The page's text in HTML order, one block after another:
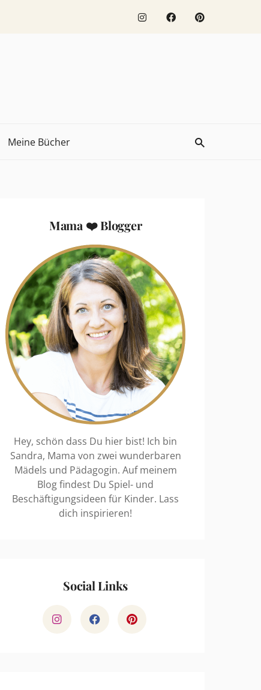
Meine Bücher
Mama ❤️ Blogger
Hey, schön dass Du hier bist! Ich bin
Sandra, Mama von zwei wunderbaren
Mädels und Pädagogin. Auf meinem
Blog findest Du Spiel- und
Beschäftigungsideen für Kinder. Lass
dich inspirieren!
Social Links